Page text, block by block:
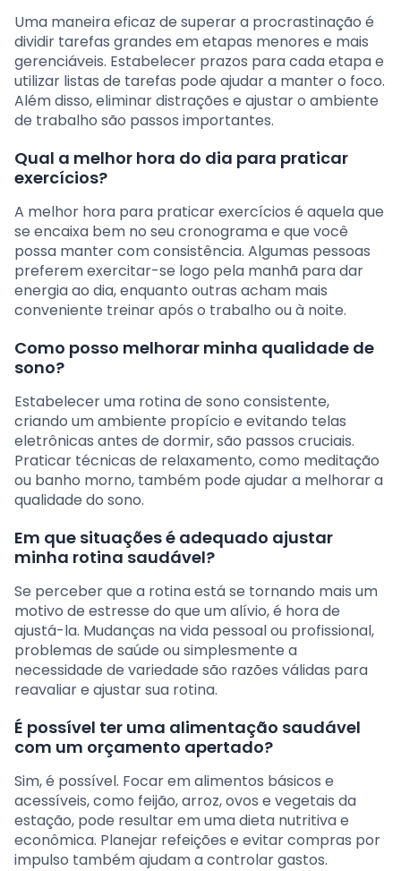
Uma maneira eficaz de superar a procrastinação é
dividir tarefas grandes em etapas menores e mais
gerenciáveis. Estabelecer prazos para cada etapa e
utilizar listas de tarefas pode ajudar a manter o foco.
Além disso, eliminar distrações e ajustar o ambiente
de trabalho são passos importantes.
Qual a melhor hora do dia para praticar
exercícios?
A melhor hora para praticar exercícios é aquela que
se encaixa bem no seu cronograma e que você
possa manter com consistência. Algumas pessoas
preferem exercitar-se logo pela manhã para dar
energia ao dia, enquanto outras acham mais
conveniente treinar após o trabalho ou à noite.
Como posso melhorar minha qualidade de
sono?
Estabelecer uma rotina de sono consistente,
criando um ambiente propício e evitando telas
eletrônicas antes de dormir, são passos cruciais.
Praticar técnicas de relaxamento, como meditação
ou banho morno, também pode ajudar a melhorar a
qualidade do sono.
Em que situações é adequado ajustar
minha rotina saudável?
Se perceber que a rotina está se tornando mais um
motivo de estresse do que um alívio, é hora de
ajustá-la. Mudanças na vida pessoal ou profissional,
problemas de saúde ou simplesmente a
necessidade de variedade são razões válidas para
reavaliar e ajustar sua rotina.
É possível ter uma alimentação saudável
com um orçamento apertado?
Sim, é possível. Focar em alimentos básicos e
acessíveis, como feijão, arroz, ovos e vegetais da
estação, pode resultar em uma dieta nutritiva e
econômica. Planejar refeições e evitar compras por
impulso também ajudam a controlar gastos.